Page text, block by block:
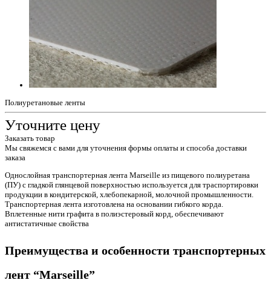
Полиуретановые ленты
Уточните цену
Заказать товар
Мы свяжемся с вами для уточнения формы оплаты и способа доставки
заказа
Однослойная транспортерная лента Marseille из пищевого полиуретана
(ПУ) с гладкой глянцевой поверхностью используется для траспортировки
продукции в кондитерской, хлебопекарной, молочной промышленности.
Транспортерная лента изготовлена на основании гибкого корда.
Вплетенные нити графита в полиэстеровый корд, обеспечивают
антистатичные свойства
Преимущества и особенности транспортерных
лент “Marseille”